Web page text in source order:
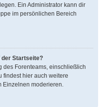
Ein Administrator kann dir
im persönlichen Bereich
der Startseite?
des Forenteams, einschließlich
findest hier auch weitere
Einzelnen moderieren.